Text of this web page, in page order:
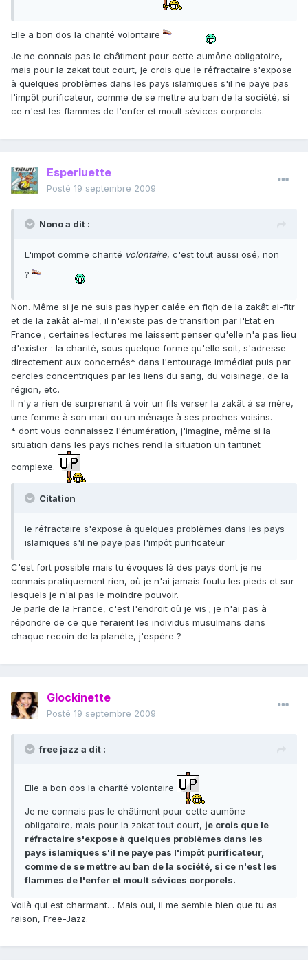
Elle a bon dos la charité volontaire
Je ne connais pas le châtiment pour cette aumône obligatoire,
mais pour la zakat tout court, je crois que le réfractaire s'expose
à quelques problèmes dans les pays islamiques s'il ne paye pas
l'impôt purificateur, comme de se mettre au ban de la société, si
ce n'est les flammes de l'enfer et moult sévices corporels.
Esperluette
Posté 19 septembre 2009
Nono a dit :
L'impot comme charité volontaire, c'est tout aussi osé, non
?
Non. Même si je ne suis pas hyper calée en fiqh de la zakât al-fitr
et de la zakât al-mal, il n'existe pas de transition par l'Etat en
France ; certaines lectures me laissent penser qu'elle n'a pas lieu
d'exister : la charité, sous quelque forme qu'elle soit, s'adresse
directement aux concernés* dans l'entourage immédiat puis par
cercles concentriques par les liens du sang, du voisinage, de la
région, etc.
Il n'y a rien de surprenant à voir un fils verser la zakât à sa mère,
une femme à son mari ou un ménage à ses proches voisins.
* dont vous connaissez l'énumération, j'imagine, même si la
situation dans les pays riches rend la situation un tantinet
complexe.
Citation
le réfractaire s'expose à quelques problèmes dans les pays
islamiques s'il ne paye pas l'impôt purificateur
C'est fort possible mais tu évoques là des pays dont je ne
connais pratiquement rien, où je n'ai jamais foutu les pieds et sur
lesquels je n'ai pas le moindre pouvoir.
Je parle de la France, c'est l'endroit où je vis ; je n'ai pas à
répondre de ce que feraient les individus musulmans dans
chaque recoin de la planète, j'espère ?
Glockinette
Posté 19 septembre 2009
free jazz a dit :
Elle a bon dos la charité volontaire
Je ne connais pas le châtiment pour cette aumône
obligatoire, mais pour la zakat tout court, je crois que le
réfractaire s'expose à quelques problèmes dans les
pays islamiques s'il ne paye pas l'impôt purificateur,
comme de se mettre au ban de la société, si ce n'est les
flammes de l'enfer et moult sévices corporels.
Voilà qui est charmant… Mais oui, il me semble bien que tu as
raison, Free-Jazz.